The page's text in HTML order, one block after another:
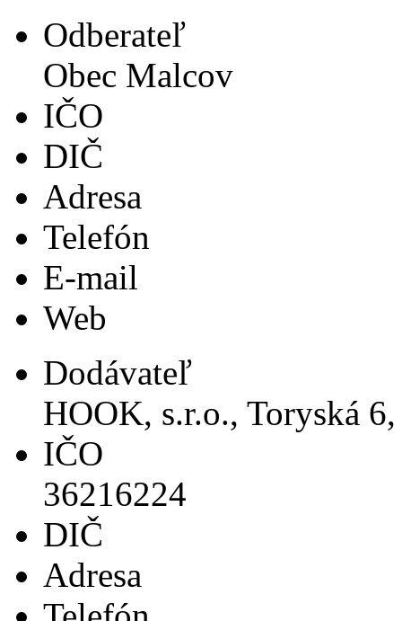
Odberateľ
Obec Malcov
IČO
DIČ
Adresa
Telefón
E-mail
Web
Dodávateľ
HOOK, s.r.o., Toryská
IČO
36216224
DIČ
Adresa